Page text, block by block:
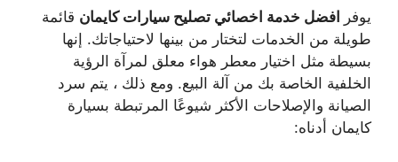
يوفر افضل خدمة اخصائي تصليح سيارات كايمان قائمة
طويلة من الخدمات لتختار من بينها لاحتياجاتك. إنها
بسيطة مثل اختيار معطر هواء معلق لمرآة الرؤية
الخلفية الخاصة بك من آلة البيع. ومع ذلك ، يتم سرد
الصيانة والإصلاحات الأكثر شيوعًا المرتبطة بسيارة
كايمان أدناه: